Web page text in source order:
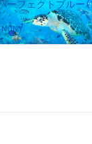
NONY さんが保有中